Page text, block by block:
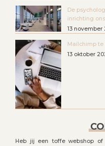
De
inrichting
13 november
Mailchimp
13 oktober
Heb jij een toffe webshop